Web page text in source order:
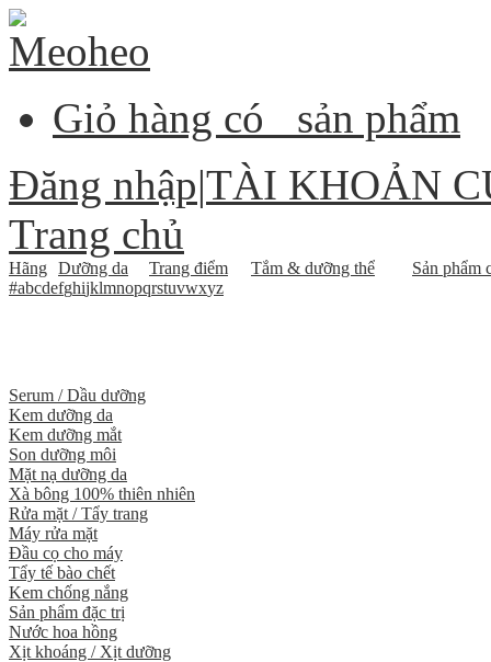
Giỏ hàng có
sản phẩm
Đăng nhập|TÀI KHOẢN
Trang chủ
Hãng Dưỡng da Trang điểm Tắm & dưỡng thể
Sản phẩm
#abcdefghijklmnopqrstuvwxyz
Serum / Dầu dưỡng
Kem dưỡng da
Kem dưỡng mắt
Son dưỡng môi
Mặt nạ dưỡng da
Xà bông 100% thiên nhiên
Rửa mặt / Tẩy trang
Máy rửa mặt
Đầu cọ cho máy
Tẩy tế bào chết
Kem chống nắng
Sản phẩm đặc trị
Nước hoa hồng
Xịt khoáng / Xịt dưỡng